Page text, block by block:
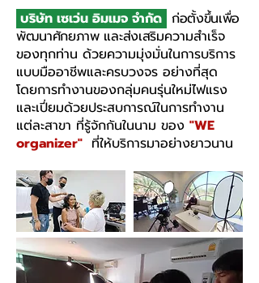
บริษัท เซเว่น อิมเมจ จำกัด ก่อตั้งขึ้นเพื่อ
พัฒนาศักยภาพ และส่งเสริมความสำเร็จ
ของทุกท่าน ด้วยความมุ่งมั่นในการบริการ
แบบมืออาชีพและครบวงจร อย่างที่สุด
โดยการทำงานของกลุ่มคนรุ่นใหม่ไฟแรง
และเปี่ยมด้วยประสบการณ์ในการทำงาน
แต่ละสาขา ที่รู้จักกันในนาม ของ "WE
organizer" ที่ให้บริการมาอย่างยาวนาน